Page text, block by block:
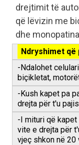
drejtimit të
që lëvizin me
dhe
Ndryshimet që
-Ndalohet
biçikletat,
-Kush kapet pa
drejta për t'u
-I mituri që
vite e drejta për
vjeç shkon në 20